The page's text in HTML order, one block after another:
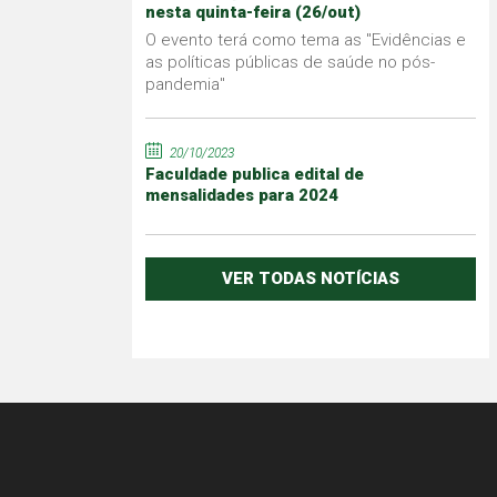
nesta quinta-feira (26/out)
O evento terá como tema as "Evidências e
as políticas públicas de saúde no pós-
pandemia"
20/10/2023
Faculdade publica edital de
mensalidades para 2024
VER TODAS NOTÍCIAS